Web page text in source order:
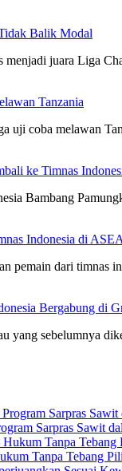
Balik Modal
menjadi juara Liga
Tanzania
uji coba melawan
ke Timnas
Bambang
Indonesia di
pemain dari timnas
Bergabung di
sebelumnya
Sarpras Sawit
Tanpa Tebang